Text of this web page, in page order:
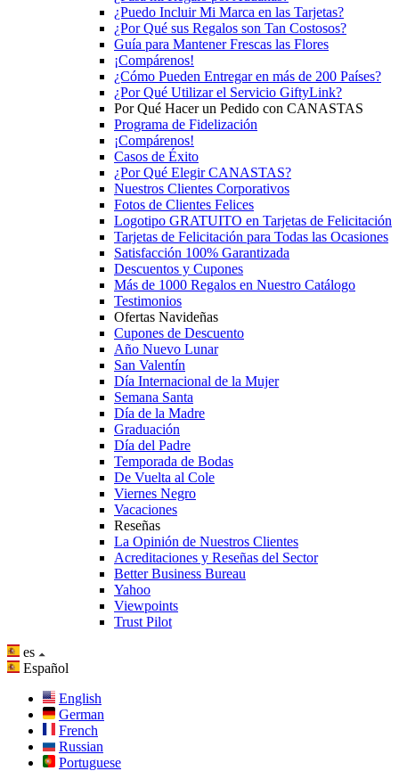
¿Puedo Incluir Mi Marca en las Tarjetas?
¿Por Qué sus Regalos son Tan Costosos?
Guía para Mantener Frescas las Flores
¡Compárenos!
¿Cómo Pueden Entregar en más de 200 Países?
¿Por Qué Utilizar el Servicio GiftyLink?
Por Qué Hacer un Pedido con CANASTAS
Programa de Fidelización
¡Compárenos!
Casos de Éxito
¿Por Qué Elegir CANASTAS?
Nuestros Clientes Corporativos
Fotos de Clientes Felices
Logotipo GRATUITO en Tarjetas de Felicitación
Tarjetas de Felicitación para Todas las Ocasiones
Satisfacción 100% Garantizada
Descuentos y Cupones
Más de 1000 Regalos en Nuestro Catálogo
Testimonios
Ofertas Navideñas
Cupones de Descuento
Año Nuevo Lunar
San Valentín
Día Internacional de la Mujer
Semana Santa
Día de la Madre
Graduación
Día del Padre
Temporada de Bodas
De Vuelta al Cole
Viernes Negro
Vacaciones
Reseñas
La Opinión de Nuestros Clientes
Acreditaciones y Reseñas del Sector
Better Business Bureau
Yahoo
Viewpoints
Trust Pilot
es
Español
English
German
French
Russian
Portuguese